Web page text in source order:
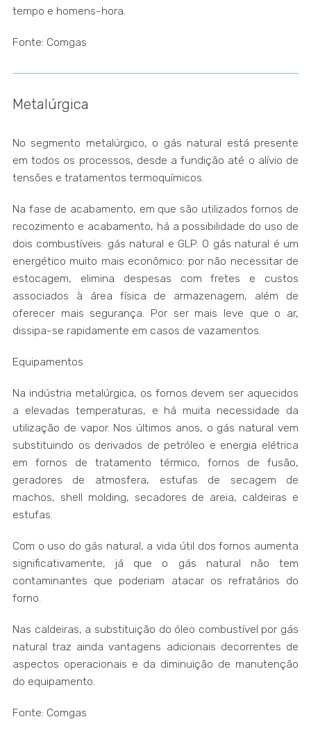
tempo e homens-hora.
Fonte: Comgas
Metalúrgica
No segmento metalúrgico, o gás natural está presente
em todos os processos, desde a fundição até o alívio de
tensões e tratamentos termoquímicos.
Na fase de acabamento, em que são utilizados fornos de
recozimento e acabamento, há a possibilidade do uso de
dois combustíveis: gás natural e GLP. O gás natural é um
energético muito mais econômico: por não necessitar de
estocagem, elimina despesas com fretes e custos
associados à área física de armazenagem, além de
oferecer mais segurança. Por ser mais leve que o ar,
dissipa-se rapidamente em casos de vazamentos.
Equipamentos
Na indústria metalúrgica, os fornos devem ser aquecidos
a elevadas temperaturas, e há muita necessidade da
utilização de vapor. Nos últimos anos, o gás natural vem
substituindo os derivados de petróleo e energia elétrica
em fornos de tratamento térmico, fornos de fusão,
geradores de atmosfera, estufas de secagem de
machos, shell molding, secadores de areia, caldeiras e
estufas.
Com o uso do gás natural, a vida útil dos fornos aumenta
significativamente, já que o gás natural não tem
contaminantes que poderiam atacar os refratários do
forno.
Nas caldeiras, a substituição do óleo combustível por gás
natural traz ainda vantagens adicionais decorrentes de
aspectos operacionais e da diminuição de manutenção
do equipamento.
Fonte: Comgas